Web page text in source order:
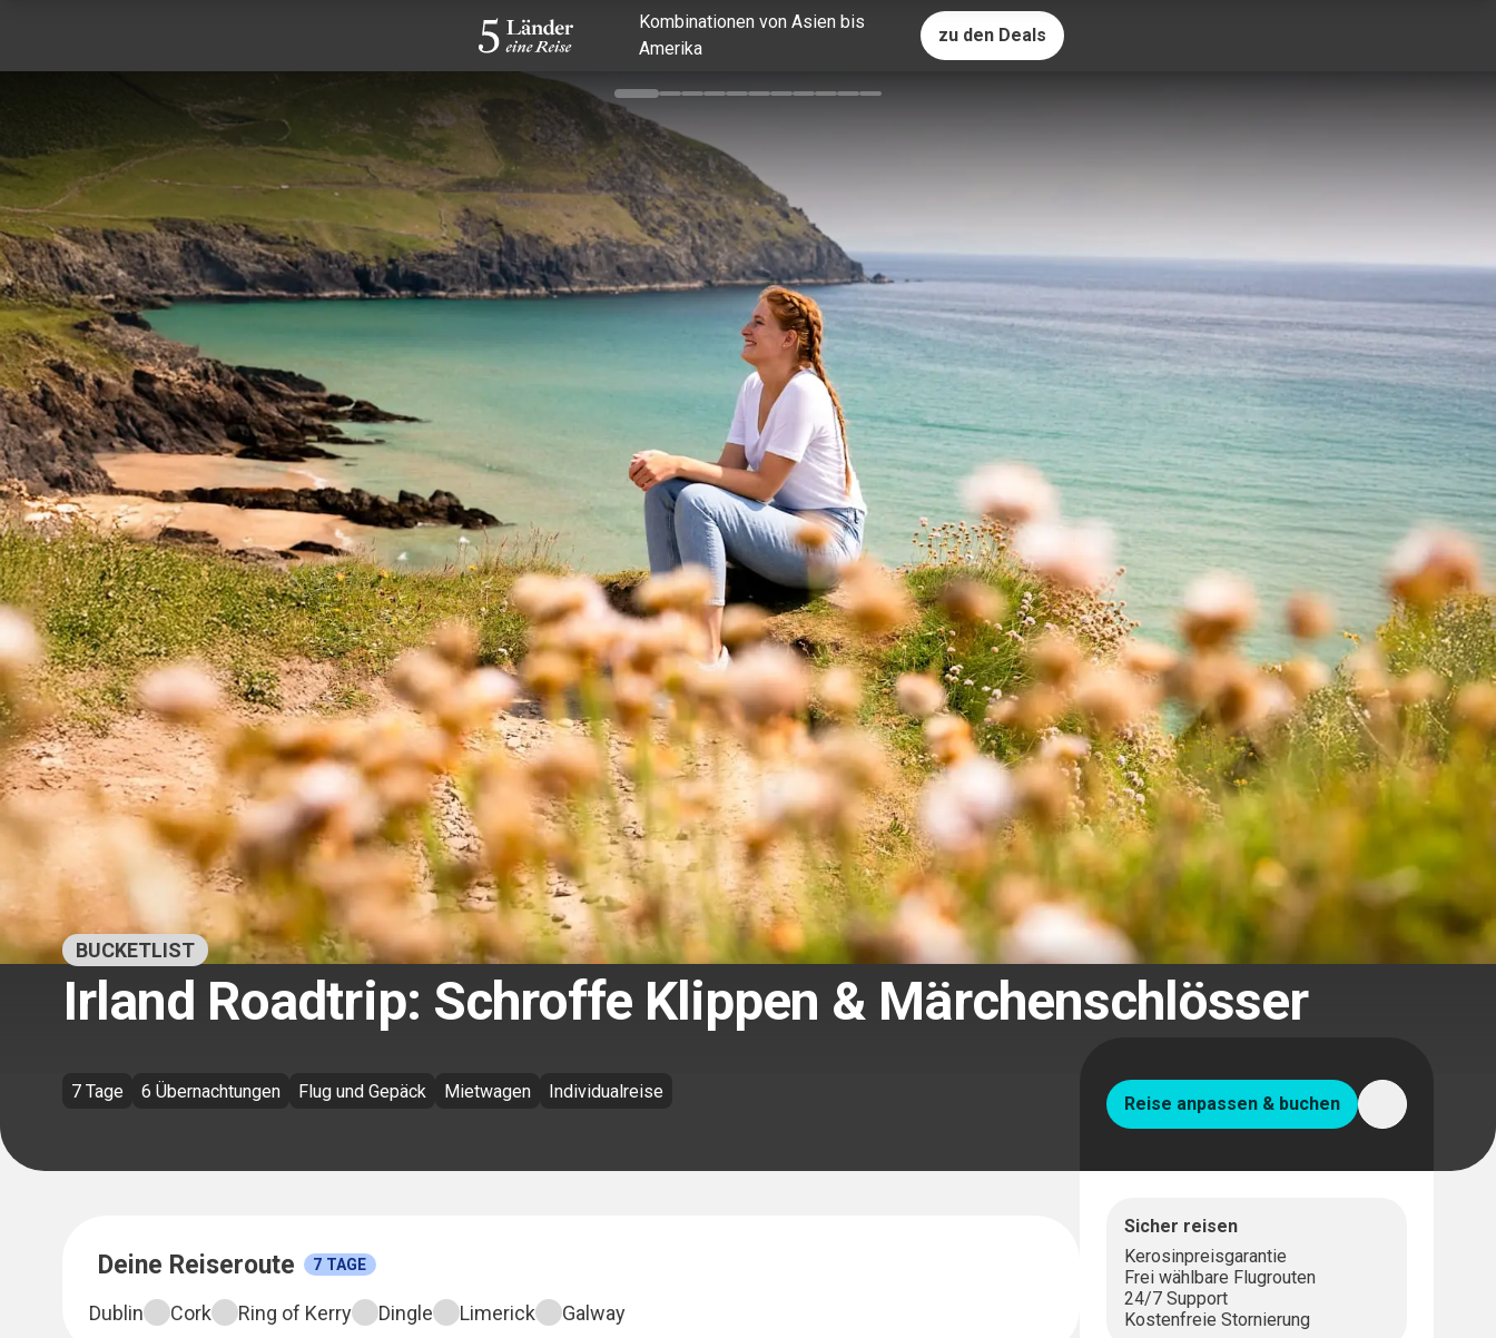
Kombinationen von Asien bis
Amerika
zu den Deals
BUCKETLIST
Irland Roadtrip: Schroffe Klippen & Märchenschlösser
7 Tage 6 Übernachtungen Flug und Gepäck Mietwagen Individualreise
Deine Reiseroute 7 TAGE
Dublin Cork Ring of Kerry Dingle Limerick Galway
Reise anpassen & buchen
Sicher reisen
Kerosinpreisgarantie
Frei wählbare Flugrouten
24/7 Support
Kostenfreie Stornierung